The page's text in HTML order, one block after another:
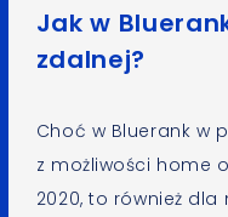
Jak w
zdalnej?
Choć w Bluerank w
z możliwości home
2020, to również